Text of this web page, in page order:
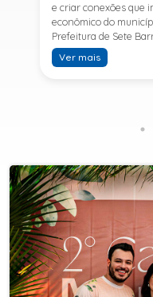
e criar conexões que
econômico do
Prefeitura de Sete
Municipal de Turismo
promove na próxima
telecomunicações e
Consultor, que
aumentar resultados,
comerciais e ampliar
negócios.Para a
Desenvolvimento
Negócios 7B
do Prefeito Ítalo
empreendedorismo e
Ver mais